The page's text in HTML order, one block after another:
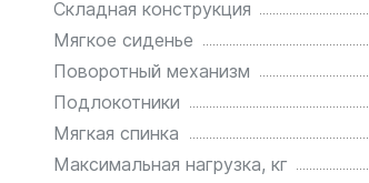
Складная конструкция
Мягкое сиденье
Поворотный механизм
Подлокотники
Мягкая спинка
Максимальная нагрузка, кг